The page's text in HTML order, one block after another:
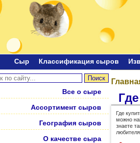
Сыр Классификация сыров
Все о сыре
Ассортимент сыров
География сыров
О качестве сыра
Где
можно
знаете